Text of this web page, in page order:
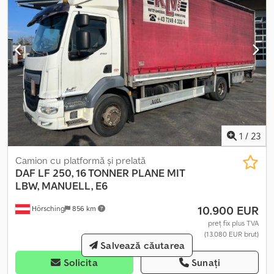
1 / 23
Hörsching 856 km
Camion cu platformă și prelată
DAF LF 250, 16 TONNER PLANE MIT
LBW, MANUELL, E6
10.900 EUR
preț fix plus TVA
(13.080 EUR brut)
Solicita Sunați
Salvează căutarea